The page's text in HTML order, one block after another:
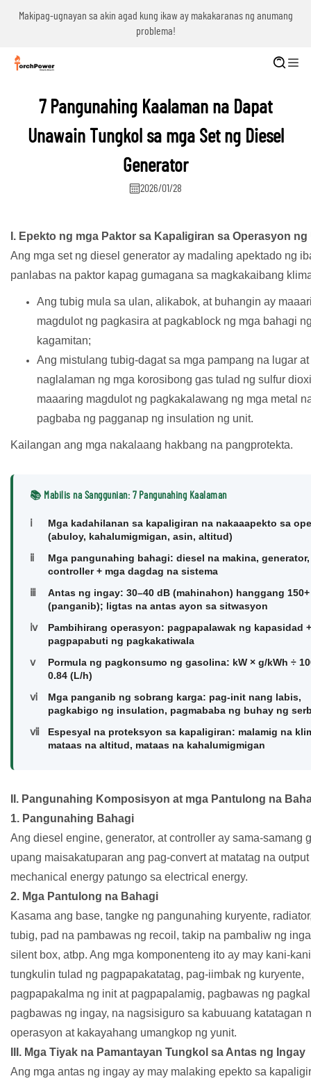
Makipag-ugnayan sa akin agad kung ikaw ay makakaranas ng anumang
problema!
7 Pangunahing Kaalaman na Dapat
Unawain Tungkol sa mga Set ng Diesel
Generator
2026/01/28
I. Epekto ng mga Paktor sa Kapaligiran sa Operasyon ng
Ang mga set ng diesel generator ay madaling apektado ng
panlabas na paktor kapag gumagana sa magkakaibang
Ang tubig mula sa ulan, alikabok, at buhangin ay
magdulot ng pagkasira at pagkablock ng mga bahagi
kagamitan;
Ang mistulang tubig-dagat sa mga pampang na lugar
naglalaman ng mga korosibong gas tulad ng sulfur
maaaring magdulot ng pagkakalawang ng mga metal
pagbaba ng pagganap ng insulation ng unit.
Kailangan ang mga nakalaang hakbang na pangprotekta.
📚 Mabilis na Sanggunian: 7 Pangunahing Kaalaman
ⅰ
Mga kadahilanan sa kapaligiran na nakaaapekto sa
(abuloy, kahalumigmigan, asin, altitud)
ⅱ
Mga pangunahing bahagi: diesel na makina, generator,
controller + mga dagdag na sistema
ⅲ
Antas ng ingay: 30–40 dB (mahinahon) hanggang
(panganib); ligtas na antas ayon sa sitwasyon
ⅳ
Pambihirang operasyon: pagpapalawak ng kapasidad +
pagpapabuti ng pagkakatiwala
ⅴ
Pormula ng pagkonsumo ng gasolina: kW × g/kWh ÷
0.84 (L/h)
ⅵ
Mga panganib ng sobrang karga: pag-init nang labis,
pagkabigo ng insulation, pagmababa ng buhay ng
ⅶ
Espesyal na proteksyon sa kapaligiran: malamig na
mataas na altitud, mataas na kahalumigmigan
II. Pangunahing Komposisyon at mga Pantulong na
1. Pangunahing Bahagi
Ang diesel engine, generator, at controller ay sama-samang
upang maisakatuparan ang pag-convert at matatag na output
mechanical energy patungo sa electrical energy.
2. Mga Pantulong na Bahagi
Kasama ang base, tangke ng pangunahing kuryente,
tubig, pad na pambawas ng recoil, takip na pambaliw ng
silent box, atbp. Ang mga komponenteng ito ay may kani-
tungkulin tulad ng pagpapakatatag, pag-iimbak ng kuryente,
pagpapakalma ng init at pagpapalamig, pagbawas ng
pagbawas ng ingay, na nagsisiguro sa kabuuang katatagan
operasyon at kakayahang umangkop ng yunit.
III. Mga Tiyak na Pamantayan Tungkol sa Antas ng Ingay
Ang mga antas ng ingay ay may malaking epekto sa